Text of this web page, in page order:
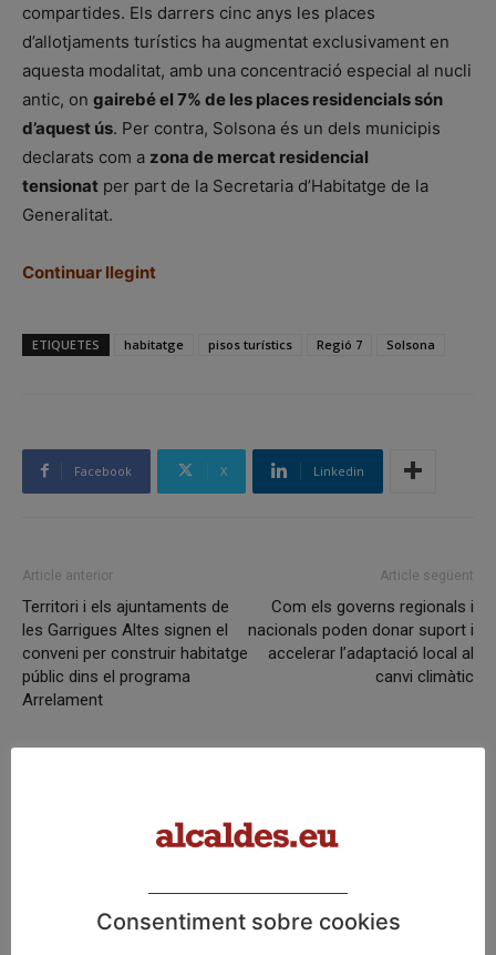
compartides. Els darrers cinc anys les places
d’allotjaments turístics ha augmentat exclusivament en
aquesta modalitat, amb una concentració especial al nucli
antic, on gairebé el 7% de les places residencials són
d’aquest ús. Per contra, Solsona és un dels municipis
declarats com a zona de mercat residencial
tensionat per part de la Secretaria d’Habitatge de la
Generalitat.
Continuar llegint
ETIQUETES habitatge pisos turístics Regió 7 Solsona
Facebook X Linkedin
Article anterior
Territori i els ajuntaments de
les Garrigues Altes signen el
conveni per construir habitatge
públic dins el programa
Arrelament
Article següent
Com els governs regionals i
nacionals poden donar suport i
accelerar l’adaptació local al
canvi climàtic
Pals reclama revisar el decret dels
Consentiment sobre cookies